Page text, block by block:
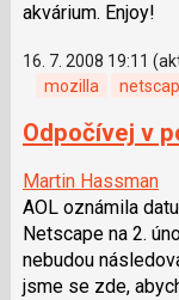
akvárium. Enjoy!
16. 7. 2008 19:11
mozilla
Odpočívej v
Martin Hassman
AOL oznámila
Netscape na 2.
nebudou
jsme se zde,